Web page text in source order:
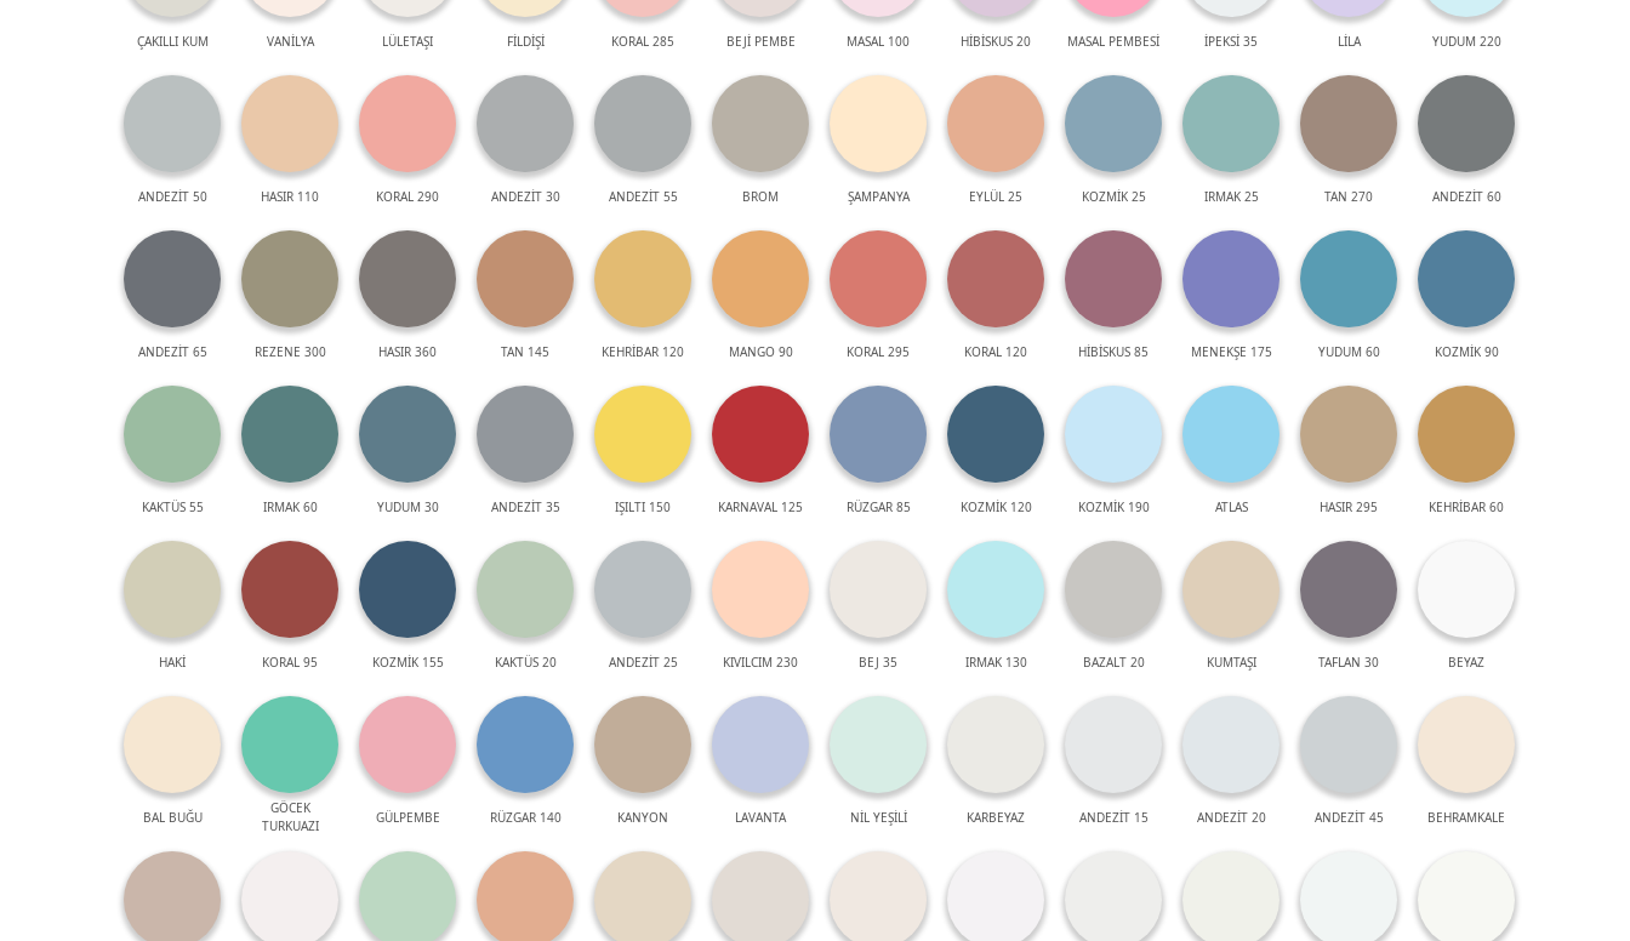
ÇAKILLI KUM VANİLYA LÜLETAŞI FİLDİŞİ KORAL 285 BEJİ PEMBE MASAL 100 HİBİSKUS 20 MASAL PEMBESİ İPEKSİ 35 LİLA YUDUM 220
ANDEZİT 50 HASIR 110 KORAL 290 ANDEZİT 30 ANDEZİT 55 BROM ŞAMPANYA EYLÜL 25 KOZMİK 25 IRMAK 25 TAN 270 ANDEZİT 60
ANDEZİT 65 REZENE 300 HASIR 360 TAN 145 KEHRİBAR 120 MANGO 90 KORAL 295 KORAL 120 HİBİSKUS 85 MENEKŞE 175 YUDUM 60 KOZMİK 90
KAKTÜS 55 IRMAK 60 YUDUM 30 ANDEZİT 35 IŞILTI 150 KARNAVAL 125 RÜZGAR 85 KOZMİK 120 KOZMİK 190 ATLAS HASIR 295 KEHRİBAR 60
HAKİ KORAL 95 KOZMİK 155 KAKTÜS 20 ANDEZİT 25 KIVILCIM 230 BEJ 35 IRMAK 130 BAZALT 20 KUMTAŞI TAFLAN 30 BEYAZ
BAL BUĞU
GÖCEK
TURKUAZI
GÜLPEMBE RÜZGAR 140 KANYON LAVANTA NİL YEŞİLİ KARBEYAZ ANDEZİT 15 ANDEZİT 20 ANDEZİT 45 BEHRAMKALE